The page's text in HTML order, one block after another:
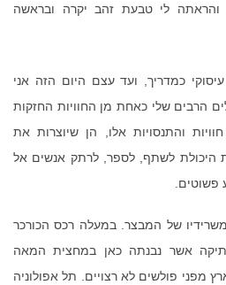
והראתה לי טבעת זהב יקרה ובראשה
כמדריך, ועד עצם היום הזה אני
הרבים שלי כאחת מן החוויות החזקות
חוויות והתנסויות אלו
הן שיוצרות את
היכולת לשתף לספר,לרתק אנשים אל
פשוטים.
של המבצר.במעלה רכס הכורכר
אשר נבנתה כאן במחצית המאה
מפני פולשים לא רצויים
תל אפולוניה